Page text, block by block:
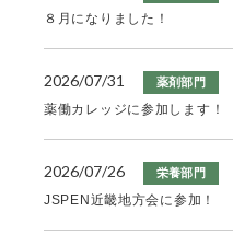
８月になりました！
2026/07/31 薬剤部門
薬働カレッジに参加します！
2026/07/26 栄養部門
JSPEN近畿地方会に参加！